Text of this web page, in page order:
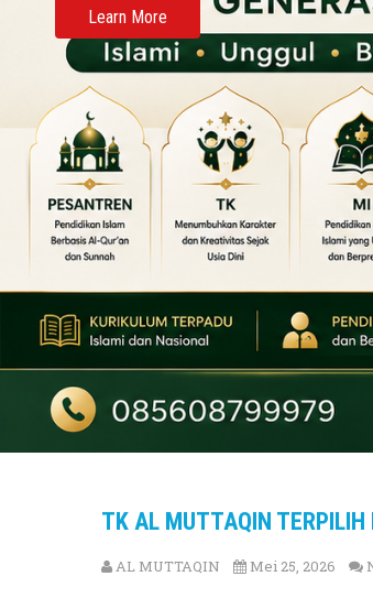
Learn More
TK AL MUTTAQIN
AL MUTTAQIN Mei 25, 2026